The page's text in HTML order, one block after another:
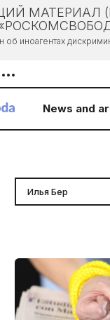
МАТЕРИАЛ
об иноагентах
News and